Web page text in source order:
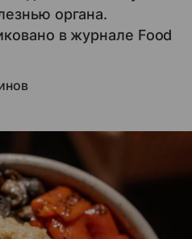
органа.
в журнале Food